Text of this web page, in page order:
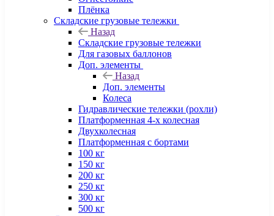
Плёнка
Складские грузовые тележки
Назад
Складские грузовые тележки
Для газовых баллонов
Доп. элементы
Назад
Доп. элементы
Колеса
Гидравлические тележки (рохли)
Платформенная 4-х колесная
Двухколесная
Платформенная с бортами
100 кг
150 кг
200 кг
250 кг
300 кг
500 кг